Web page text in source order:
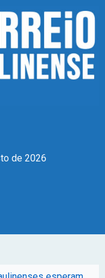
de 2026